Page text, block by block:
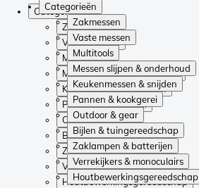
Categorieën
Zakmessen
Vaste messen
Multitools
Messen slijpen & onderhoud
Keukenmessen & snijden
Pannen & kookgerei
Outdoor & gear
Bijlen & tuingereedschap
Zaklampen & batterijen
Verrekijkers & monoculairs
Houtbewerkingsgereedschap
Categorieën
Zakmessen
Vaste messen
Multitools
Messen slijpen & onderhoud
Keukenmessen & snijden
Pannen & kookgerei
Outdoor & gear
Bijlen & tuingereedschap
Zaklampen & batterijen
Verrekijkers & monoculairs
Houtbewerkingsgereedschap